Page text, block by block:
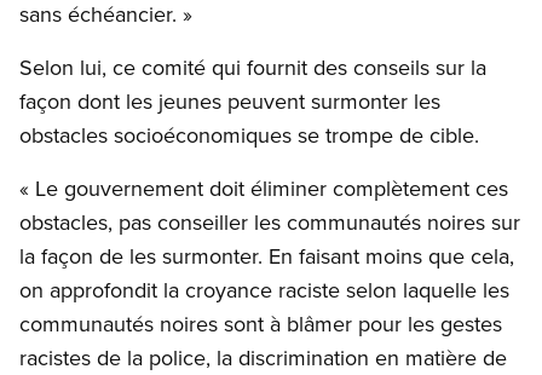
sans échéancier. »
Selon lui, ce comité qui fournit des conseils sur la
façon dont les jeunes peuvent surmonter les
obstacles socioéconomiques se trompe de cible.
« Le gouvernement doit éliminer complètement ces
obstacles, pas conseiller les communautés noires sur
la façon de les surmonter. En faisant moins que cela,
on approfondit la croyance raciste selon laquelle les
communautés noires sont à blâmer pour les gestes
racistes de la police, la discrimination en matière de